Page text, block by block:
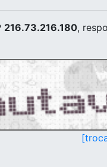
216.73.216.180,